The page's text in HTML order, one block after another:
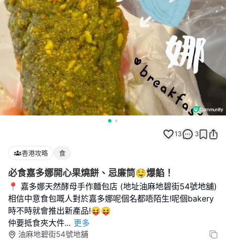
13 3
香港攻略 食
必食嘉多娜開心果燒餅、忌廉筒🤤爆餡！
📍 嘉多娜天然酵母手作麵包店 (地址油麻地碧街54號地舖)
相信中意食包嘅人對於嘉多娜呢個名都唔陌生!呢個bakery
時不時就會推出新產品!😝😝
仲要抵食夾大件... 更多
油麻地碧街54號地舖